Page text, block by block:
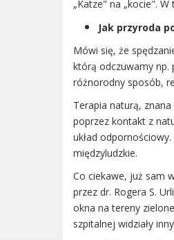
„Katze" na „kocie". W
Jak przyroda
Mówi się, że
którą odczuwamy np.
różnorodny sposób,
Terapia naturą,
poprzez kontakt z
układ
międzyludzkie.
Co ciekawe, już sam
przez dr. Rogera S.
okna na tereny
szpitalnej widziały